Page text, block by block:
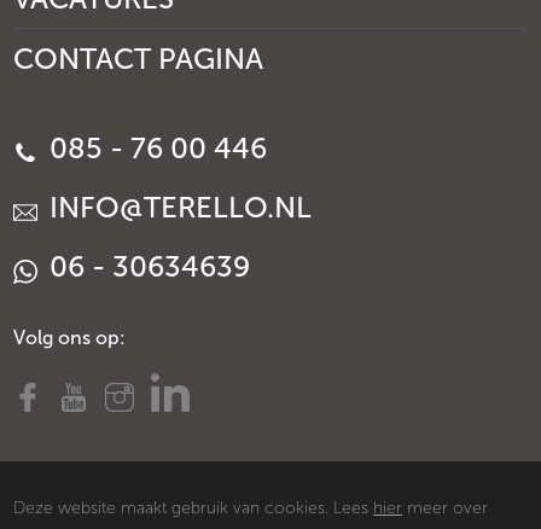
CONTACT PAGINA
085 - 76 00 446
INFO@TERELLO.NL
06 - 30634639
Volg ons op:
Deze website maakt gebruik van cookies. Lees hier meer over